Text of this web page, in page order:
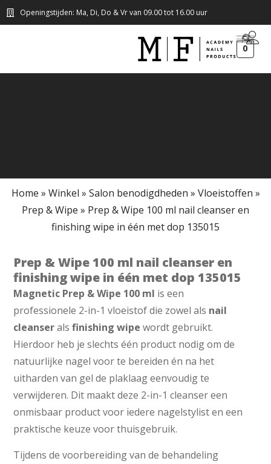
Openingstijden: Ma, Di, Do & Vr van 09.00 tot 16.00 uur
0
Home » Winkel » Salon benodigdheden » Vloeistoffen »
Prep & Wipe » Prep & Wipe 100 ml nail cleanser en
finishing wipe in één met dop 135015
Prep & Wipe 100 ml nail cleanser en
finishing wipe in één met dop 135015
Magnetic Prep & Wipe 100 ml is een
professionele 2-in-1 vloeistof die zowel als nail
cleanseralsfinishing wipe wordt gebruikt.
Hierdoor heb je slechts één product nodig om de
natuurlijke nagel voor te bereiden én na het
uitharden van gel de plaklaag eenvoudig te
verwijderen. Dit maakt deze 2-in-1 cleanser een
onmisbaar product voor iedere nagelstylist en een
praktische keuze voor thuisgebruik.
Tijdens de voorbereiding van de behandeling